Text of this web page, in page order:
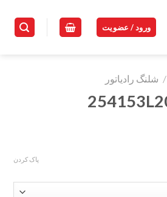
ورود / عضویت
/ شلنگ رادیاتور
پاک کردن